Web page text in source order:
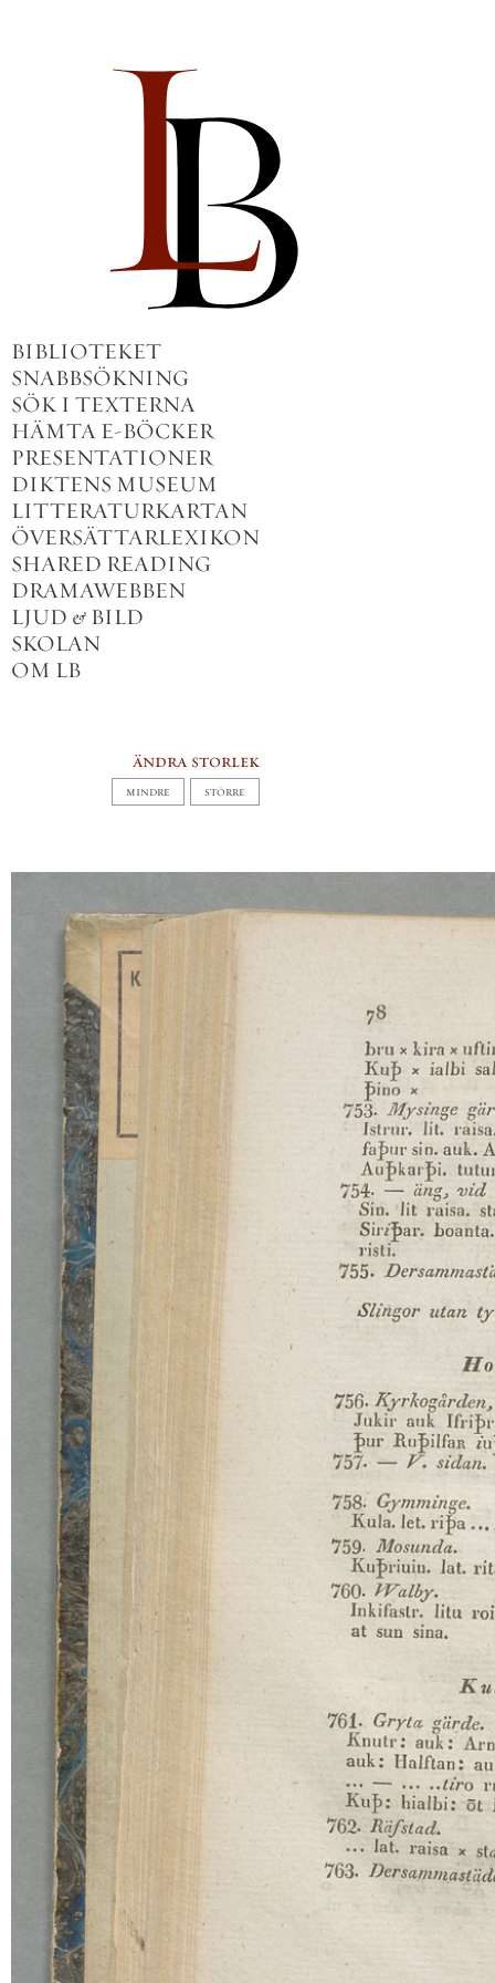
BIBLIOTEKET
SNABBSÖKNING
SÖK I TEXTERNA
HÄMTA E-BÖCKER
PRESENTATIONER
DIKTENS MUSEUM
LITTERATURKARTAN
ÖVERSÄTTARLEXIKON
SHARED READING
DRAMAWEBBEN
LJUD & BILD
SKOLAN
OM LB
ändra storlek
MINDRE STÖRRE